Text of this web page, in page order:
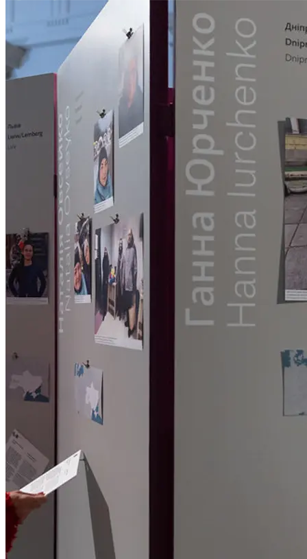
Die Auswahl der im hdgö präsentierten Geschichten wurde von
Tetiana Isaieva (Museum für Frauen- und Geschlechtergeschichte
Charkiw) und Natalija Jakubova gemeinsam mit Stefan Benedik
(hdgö) und Antonia Heidl (hdgö) kuratiert.
...Mehr lesen